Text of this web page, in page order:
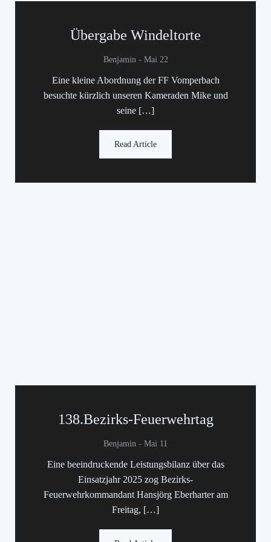
Übergabe Windeltorte
Benjamin - Mai 22
Eine kleine Abordnung der FF Vomperbach
besuchte kürzlich unseren Kameraden Mike und
seine […]
Read Article
138.Bezirks-Feuerwehrtag
Benjamin - Mai 11
Eine beeindruckende Leistungsbilanz über das
Einsatzjahr 2025 zog Bezirks-
Feuerwehrkommandant Hansjörg Eberharter am
Freitag, […]